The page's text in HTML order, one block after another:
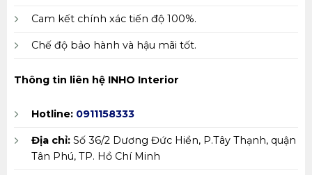
Cam kết chính xác tiến độ 100%.
Chế độ bảo hành và hậu mãi tốt.
Thông tin liên hệ INHO Interior
Hotline: 0911158333
Địa chỉ:Số 36/2 Dương Đức Hiền, P.Tây Thạnh, quận
Tân Phú, TP. Hồ Chí Minh